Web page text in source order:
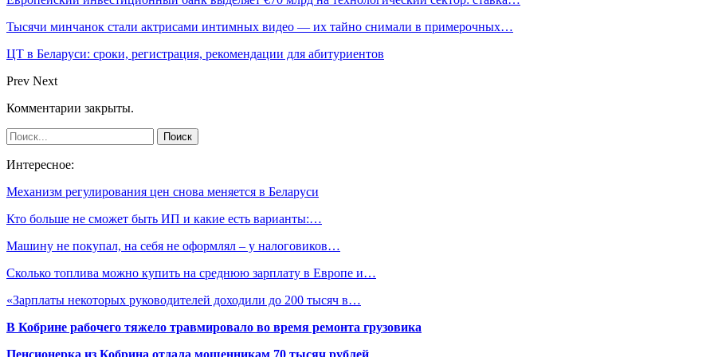
Тысячи минчанок стали актрисами интимных видео — их тайно снимали в примерочных…
ЦТ в Беларуси: сроки, регистрация, рекомендации для абитуриентов
Prev Next
Комментарии закрыты.
Интересное:
Механизм регулирования цен снова меняется в Беларуси
Кто больше не сможет быть ИП и какие есть варианты:…
Машину не покупал, на себя не оформлял – у налоговиков…
Сколько топлива можно купить на среднюю зарплату в Европе и…
«Зарплаты некоторых руководителей доходили до 200 тысяч в…
В Кобрине рабочего тяжело травмировало во время ремонта грузовика
Пенсионерка из Кобрина отдала мошенникам 70 тысяч рублей